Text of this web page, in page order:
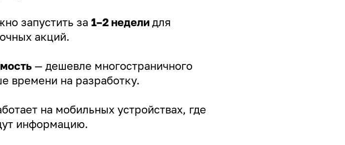
запустить за 1–2 неделидля
акций.
— дешевле многостраничного
времени на разработку.
на мобильных устройствах, где
информацию.